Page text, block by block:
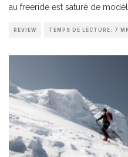
au freeride est saturé de
REVIEW TEMPS DE LECTURE: 7 MN